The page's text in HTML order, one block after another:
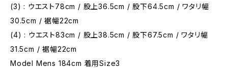
(3) : ウエスト78cm / 股上36.5cm / 股下64.5cm / ワタリ幅
30.5cm / 裾幅22cm
(4) : ウエスト83cm / 股上38.5cm / 股下67.5cm / ワタリ幅
31.5cm / 裾幅22cm
Model Mens 184cm 着用Size3